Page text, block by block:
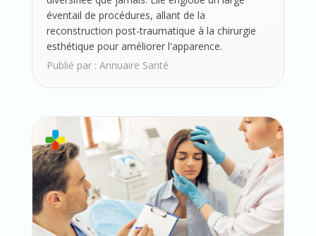
éventail de procédures, allant de la
reconstruction post-traumatique à la chirurgie
esthétique pour améliorer l'apparence.
Publié par : Annuaire Santé